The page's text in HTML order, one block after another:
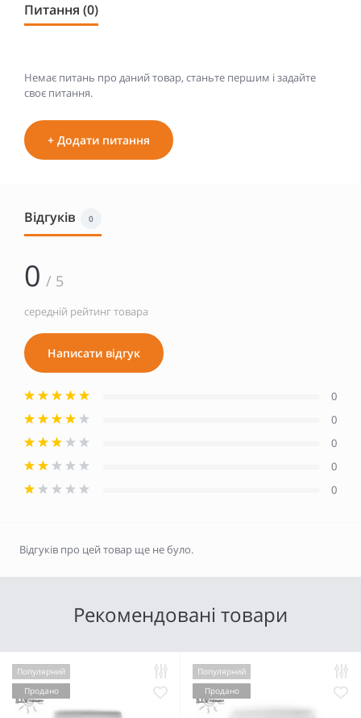
Питання (0)
Немає питань про даний товар, станьте першим і задайте
своє питання.
+ Додати питання
Відгуків 0
0 / 5
середній рейтинг товара
Написати відгук
0
0
0
0
0
Відгуків про цей товар ще не було.
Рекомендовані товари
Популярний
Продано
Популярний
Продано